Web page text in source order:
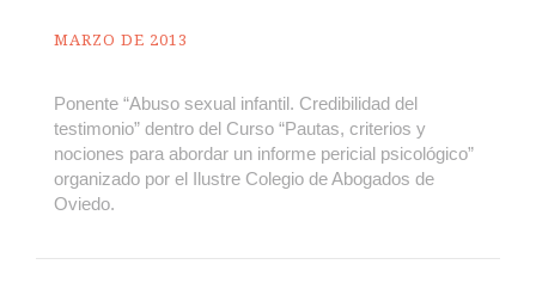
MARZO DE 2013
Ponente “Abuso sexual infantil. Credibilidad del
testimonio” dentro del Curso “Pautas, criterios y
nociones para abordar un informe pericial psicológico”
organizado por el Ilustre Colegio de Abogados de
Oviedo.